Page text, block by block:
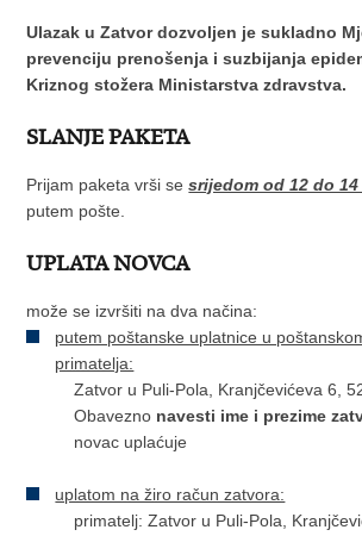
Ulazak u Zatvor dozvoljen je sukladno
prevenciju prenošenja i suzbijanja
Kriznog stožera Ministarstva zdravstva.
SLANJE PAKETA
Prijam paketa vrši sesrijedom od 12 do
putem pošte.
UPLATA NOVCA
može se izvršiti na dva načina:
putem poštanske uplatnice u
primatelja:
Zatvor u Puli-Pola, Kranjčevićeva 6,
Obavezno navesti ime i prezime
novac uplaćuje
​uplatom na žiro račun zatvora:
primatelj: Zatvor u Puli-Pola,